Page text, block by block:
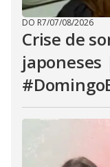
DO R7/07/08/2026
Crise de
japoneses